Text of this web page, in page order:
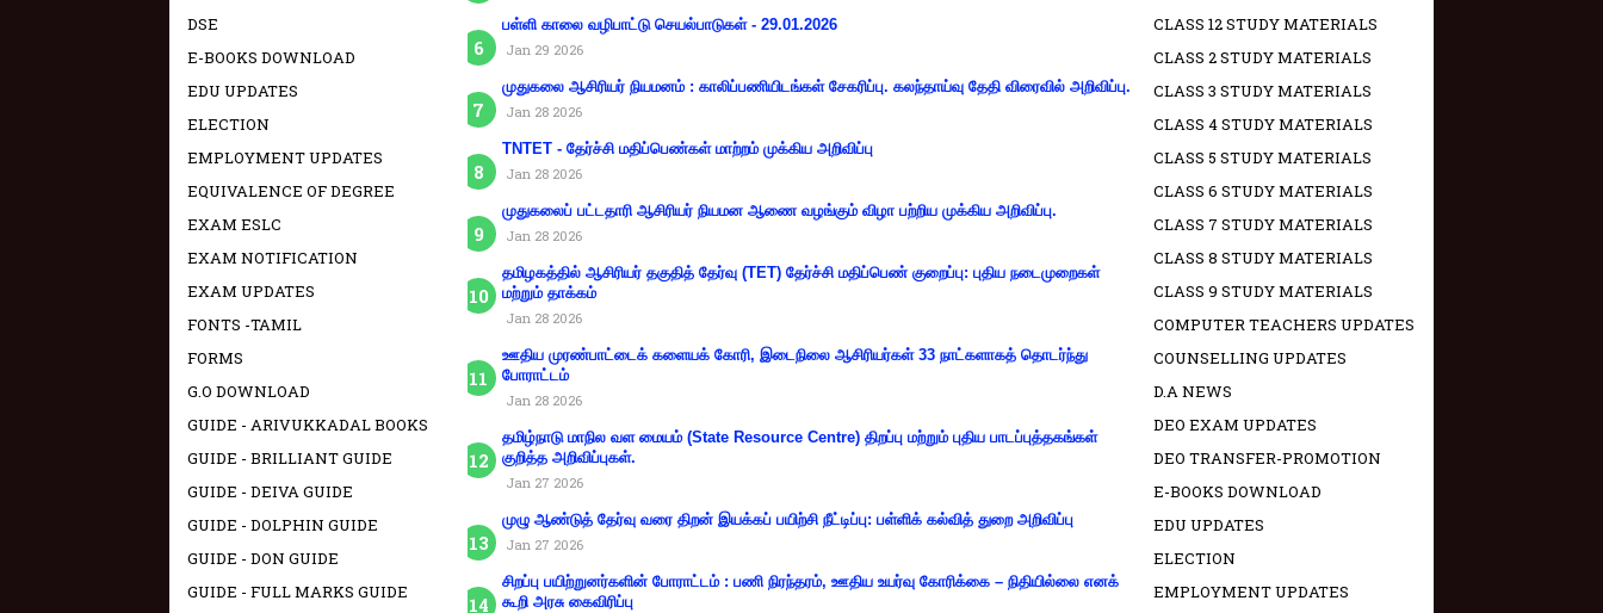
பள்ளி காலை வழிபாட்டு செயல்பாடுகள் - 29.01.2026
Jan 29 2026
முதுகலை ஆசிரியர் நியமனம் : காலிப்பணியிடங்கள் சேகரிப்பு. கலந்தாய்வு தேதி விரைவில் அறிவிப்பு.
Jan 28 2026
TNTET - தேர்ச்சி மதிப்பெண்கள் மாற்றம் முக்கிய அறிவிப்பு
Jan 28 2026
முதுகலைப் பட்டதாரி ஆசிரியர் நியமன ஆணை வழங்கும் விழா பற்றிய முக்கிய அறிவிப்பு.
Jan 28 2026
தமிழகத்தில் ஆசிரியர் தகுதித் தேர்வு (TET) தேர்ச்சி மதிப்பெண் குறைப்பு: புதிய நடைமுறைகள்
மற்றும் தாக்கம்
Jan 28 2026
ஊதிய முரண்பாட்டைக் களையக் கோரி, இடைநிலை ஆசிரியர்கள் 33 நாட்களாகத் தொடர்ந்து
போராட்டம்
Jan 28 2026
தமிழ்நாடு மாநில வள மையம் (State Resource Centre) திறப்பு மற்றும் புதிய பாடப்புத்தகங்கள்
குறித்த அறிவிப்புகள்.
Jan 27 2026
முழு ஆண்டுத் தேர்வு வரை திறன் இயக்கப் பயிற்சி நீட்டிப்பு: பள்ளிக் கல்வித் துறை அறிவிப்பு
Jan 27 2026
சிறப்பு பயிற்றுனர்களின் போராட்டம் : பணி நிரந்தரம், ஊதிய உயர்வு கோரிக்கை – நிதியில்லை எனக்
கூறி அரசு கைவிரிப்பு
DSE
E-BOOKS DOWNLOAD
EDU UPDATES
ELECTION
EMPLOYMENT UPDATES
EQUIVALENCE OF DEGREE
EXAM ESLC
EXAM NOTIFICATION
EXAM UPDATES
FONTS -TAMIL
FORMS
G.O DOWNLOAD
GUIDE - ARIVUKKADAL BOOKS
GUIDE - BRILLIANT GUIDE
GUIDE - DEIVA GUIDE
GUIDE - DOLPHIN GUIDE
GUIDE - DON GUIDE
GUIDE - FULL MARKS GUIDE
CLASS 12 STUDY MATERIALS
CLASS 2 STUDY MATERIALS
CLASS 3 STUDY MATERIALS
CLASS 4 STUDY MATERIALS
CLASS 5 STUDY MATERIALS
CLASS 6 STUDY MATERIALS
CLASS 7 STUDY MATERIALS
CLASS 8 STUDY MATERIALS
CLASS 9 STUDY MATERIALS
COMPUTER TEACHERS UPDATES
COUNSELLING UPDATES
D.A NEWS
DEO EXAM UPDATES
DEO TRANSFER-PROMOTION
E-BOOKS DOWNLOAD
EDU UPDATES
ELECTION
EMPLOYMENT UPDATES